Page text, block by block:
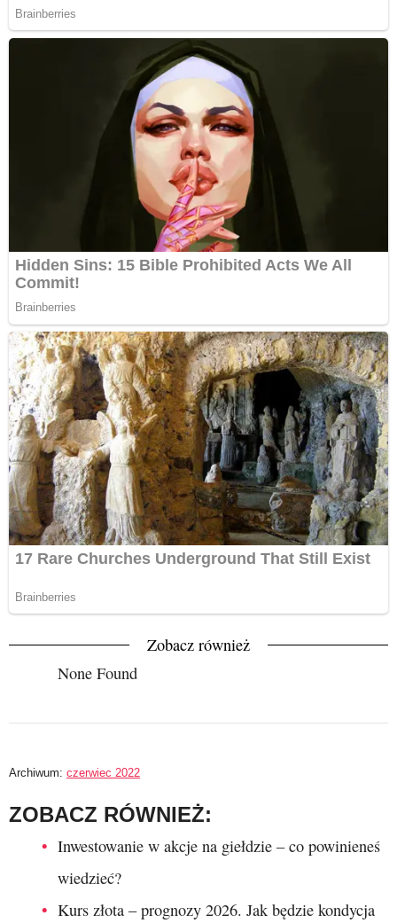
Zobacz również
None Found
Archiwum: czerwiec 2022
ZOBACZ RÓWNIEŻ:
Inwestowanie w akcje na giełdzie – co powinieneś
wiedzieć?
Kurs złota – prognozy 2026. Jak będzie kondycja